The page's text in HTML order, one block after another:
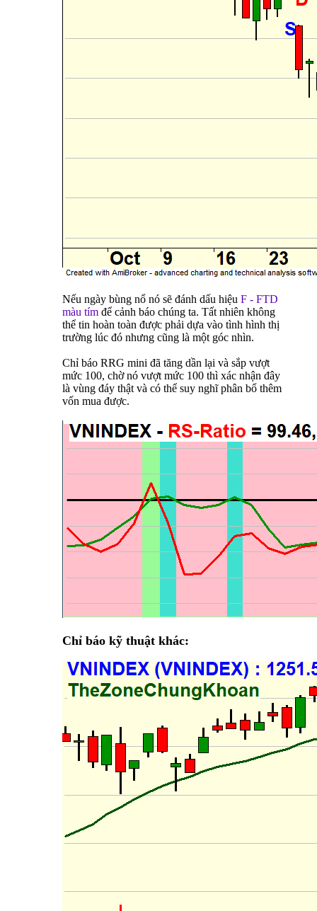
Nếu ngày bùng nổ nó sẽ đánh dấu hiệu F - FTD
màu tím để cảnh báo chúng ta. Tất nhiên không
thể tin hoàn toàn được phải dựa vào tình hình thị
trường lúc đó nhưng cũng là một góc nhìn.
Chỉ báo RRG mini đã tăng dần lại và sắp vượt
mức 100, chờ nó vượt mức 100 thì xác nhận đây
là vùng đáy thật và có thể suy nghĩ phân bổ thêm
vốn mua được.
Chỉ báo kỹ thuật khác: